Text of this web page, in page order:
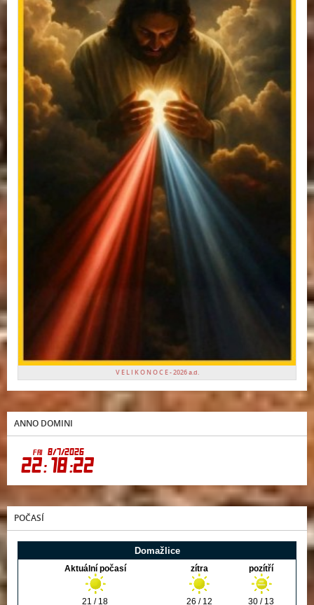
V E L I K O N O C E - 2026 a.d.
ANNO DOMINI
POČASÍ